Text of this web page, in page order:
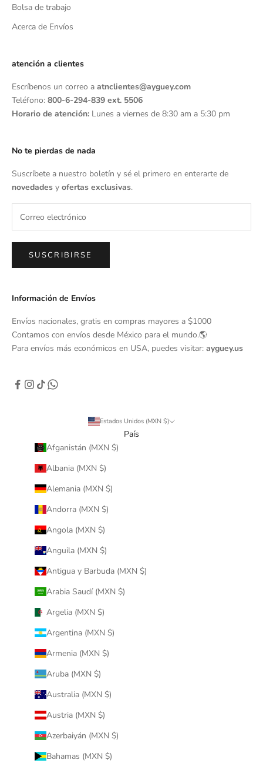
Bolsa de trabajo
Acerca de Envíos
atención a clientes
Escríbenos un correo a atnclientes@ayguey.com
Teléfono: 800-6-294-839 ext. 5506
Horario de atención: Lunes a viernes de 8:30 am a 5:30 pm
No te pierdas de nada
Suscríbete a nuestro boletín y sé el primero en enterarte de
novedades y ofertas exclusivas.
SUSCRIBIRSE
Información de Envíos
Envíos nacionales, gratis en compras mayores a $1000
Contamos con envíos desde México para el mundo.🌎
Para envíos más económicos en USA, puedes visitar: ayguey.us
Estados Unidos (MXN $)
País
Afganistán (MXN $)
Albania (MXN $)
Alemania (MXN $)
Andorra (MXN $)
Angola (MXN $)
Anguila (MXN $)
Antigua y Barbuda (MXN $)
Arabia Saudí (MXN $)
Argelia (MXN $)
Argentina (MXN $)
Armenia (MXN $)
Aruba (MXN $)
Australia (MXN $)
Austria (MXN $)
Azerbaiyán (MXN $)
Bahamas (MXN $)